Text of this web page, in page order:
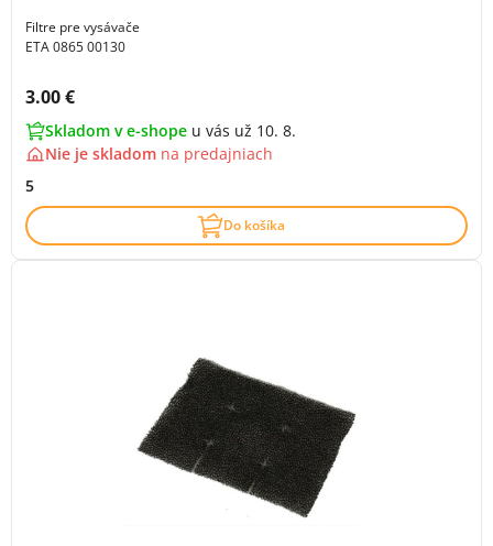
Filtre pre vysávače
ETA 0865 00130
Cena s DPH:
3.00 €
Skladom v e-shope u vás už 10. 8.
Nie je skladom na predajniach
5
Do košíka